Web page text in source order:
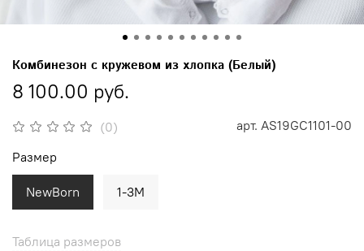
(0) арт. AS19GC1101-00
Комбинезон с кружевом из хлопка (Белый)
8 100.00 руб.
Таблица размеров
Размер
NewBorn 1-3M